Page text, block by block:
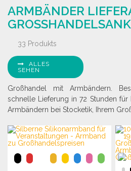
Angebot anfordern
ARMBÄNDER
33 Produkts
ALLES
SEHEN
Großhandel mit Armbändern.
schnelle Lieferung in 72 Stunden
Armbändern bei Stocketik, Ihrem